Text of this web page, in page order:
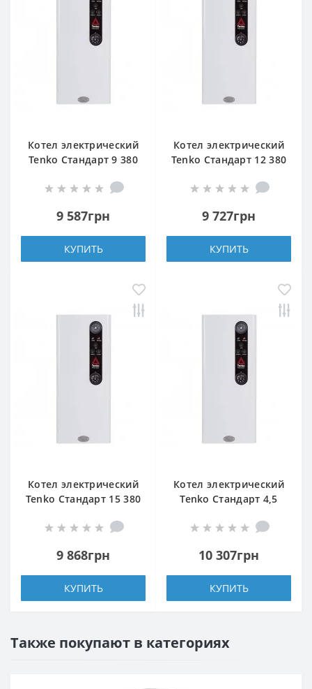
Котел электрический
Tenko Стандарт 9 380
9 587грн
КУПИТЬ
Котел электрический
Tenko Стандарт 12 380
9 727грн
КУПИТЬ
Котел электрический
Tenko Стандарт 15 380
9 868грн
КУПИТЬ
Котел электрический
Tenko Стандарт 4,5
10 307грн
КУПИТЬ
Также покупают в категориях